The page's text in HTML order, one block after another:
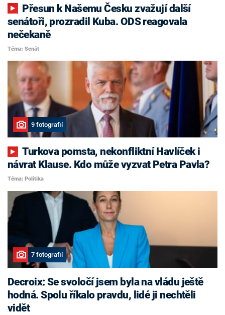
senátoři, prozradil Kuba. ODS reagovala
nečekaně
Téma: Senát
9 fotografií
Turkova pomsta, nekonfliktní Havlíček i
návrat Klause. Kdo může vyzvat Petra Pavla?
Téma: Politika
7 fotografií
Decroix: Se svoločí jsem byla na vládu ještě
hodná. Spolu říkalo pravdu, lidé ji nechtěli
vidět